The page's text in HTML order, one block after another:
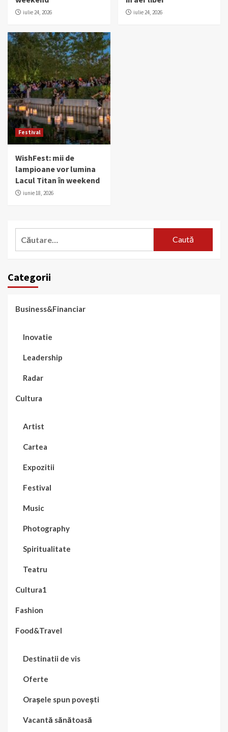
iulie 24, 2026 iulie 24, 2026
Festival
WishFest: mii de
lampioane vor lumina
Lacul Titan în weekend
iunie 18, 2026
Categorii
Business&Financiar
Inovatie
Leadership
Radar
Cultura
Artist
Cartea
Expozitii
Festival
Music
Photography
Spiritualitate
Teatru
Cultura1
Fashion
Food&Travel
Destinatii de vis
Oferte
Orașele spun povești
Vacantă sănătoasă